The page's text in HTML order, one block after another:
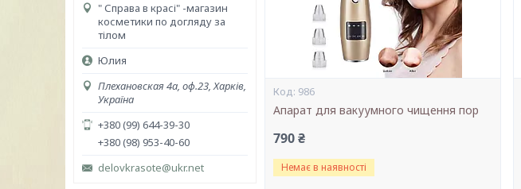
" Справа в красі" -магазин
косметики по догляду за
тілом
Юлия
Плехановская 4а, оф.23, Харків,
Україна
+380 (99) 644-39-30
+380 (98) 953-40-60
delovkrasote@ukr.net
986
Апарат для вакуумного чищення пор
790 ₴
Немає в наявності